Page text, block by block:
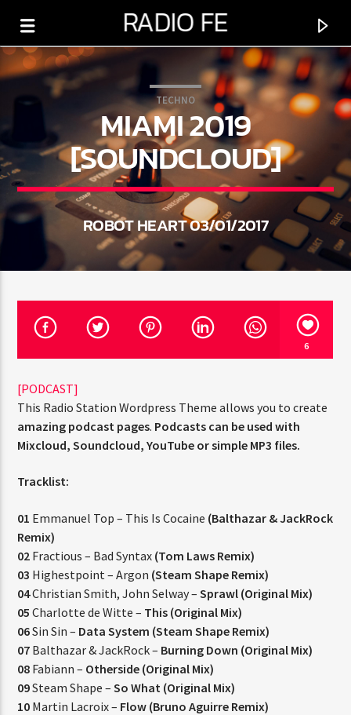
RADIO FE
0:00
PROGRAMA ACTUAL
MAÑANAS DE ESPERANZA
5:00 AM 8:00 AM
Radio Fe
TECHNO
MIAMI 2019
[SOUNDCLOUD]
ROBOT HEART 03/01/2017
6
[PODCAST]
This Radio Station Wordpress Theme allows you to create
amazing podcast pages. Podcasts can be used with
Mixcloud, Soundcloud, YouTube or simple MP3 files.
Tracklist:
01 Emmanuel Top – This Is Cocaine (Balthazar & JackRock
Remix)
02 Fractious – Bad Syntax (Tom Laws Remix)
03 Highestpoint – Argon (Steam Shape Remix)
04Christian Smith, John Selway –Sprawl (Original Mix)
05 Charlotte de Witte – This (Original Mix)
06Sin Sin – Data System (Steam Shape Remix)
07 Balthazar & JackRock – Burning Down (Original Mix)
08 Fabiann – Otherside (Original Mix)
09Steam Shape –So What (Original Mix)
10 Martin Lacroix – Flow (Bruno Aguirre Remix)